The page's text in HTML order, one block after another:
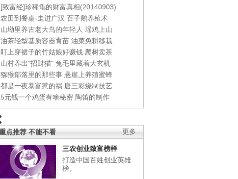
[致富经]珍稀龟的财富真相(20140903)
农田到餐桌-走进广汉 百子鹅养殖术
山坳里养古老大鸟的年轻人 瑶鸡上山
油茶轻型基质容器育苗 油菜免耕移栽
盯上穿裙子的竹姑娘好赚钱 爬树卖茶
山村养出"招财猫" 兔毛里藏着大玄机
猕猴部落里的那些事 悬崖上养殖蜜蜂
都是一夜暴富惹的祸 唐三彩烧制技艺
5元钱一个鸡蛋有啥秘密 陶笛的制作
更多
点推荐 不能不看
三农创业致富榜样
打造中国百姓创业英雄
榜。